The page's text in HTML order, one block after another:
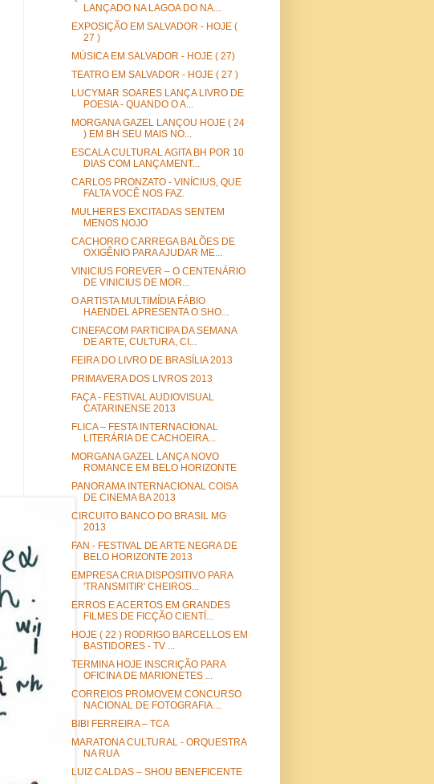
LANÇADO NA LAGOA DO NA...
EXPOSIÇÃO EM SALVADOR - HOJE (
27 )
MÚSICA EM SALVADOR - HOJE ( 27)
TEATRO EM SALVADOR - HOJE ( 27 )
LUCYMAR SOARES LANÇA LIVRO DE
POESIA - QUANDO O A...
MORGANA GAZEL LANÇOU HOJE ( 24
) EM BH SEU MAIS NO...
ESCALA CULTURAL AGITA BH POR 10
DIAS COM LANÇAMENT...
CARLOS PRONZATO - VINÍCIUS, QUE
FALTA VOCÊ NOS FAZ.
MULHERES EXCITADAS SENTEM
MENOS NOJO
CACHORRO CARREGA BALÕES DE
OXIGÊNIO PARA AJUDAR ME...
VINICIUS FOREVER – O CENTENÁRIO
DE VINICIUS DE MOR...
O ARTISTA MULTIMÍDIA FÁBIO
HAENDEL APRESENTA O SHO...
CINEFACOM PARTICIPA DA SEMANA
DE ARTE, CULTURA, CI...
FEIRA DO LIVRO DE BRASÍLIA 2013
PRIMAVERA DOS LIVROS 2013
FAÇA - FESTIVAL AUDIOVISUAL
CATARINENSE 2013
FLICA – FESTA INTERNACIONAL
LITERÁRIA DE CACHOEIRA...
MORGANA GAZEL LANÇA NOVO
ROMANCE EM BELO HORIZONTE
PANORAMA INTERNACIONAL COISA
DE CINEMA BA 2013
CIRCUITO BANCO DO BRASIL MG
2013
FAN - FESTIVAL DE ARTE NEGRA DE
BELO HORIZONTE 2013
EMPRESA CRIA DISPOSITIVO PARA
'TRANSMITIR' CHEIROS...
ERROS E ACERTOS EM GRANDES
FILMES DE FICÇÃO CIENTÍ...
HOJE ( 22 ) RODRIGO BARCELLOS EM
BASTIDORES - TV ...
TERMINA HOJE INSCRIÇÃO PARA
OFICINA DE MARIONETES ...
CORREIOS PROMOVEM CONCURSO
NACIONAL DE FOTOGRAFIA....
BIBI FERREIRA – TCA
MARATONA CULTURAL - ORQUESTRA
NA RUA
LUIZ CALDAS – SHOU BENEFICENTE